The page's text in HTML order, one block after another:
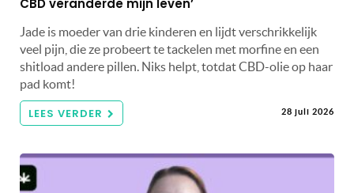
CBD veranderde mijn leven’
Jade is moeder van drie kinderen en lijdt verschrikkelijk
veel pijn, die ze probeert te tackelen met morfine en een
shitload andere pillen. Niks helpt, totdat CBD-olie op haar
pad komt!
LEES VERDER 28 juli 2026